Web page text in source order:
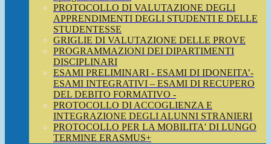
PROTOCOLLO DI VALUTAZIONE DEGLI
APPRENDIMENTI DEGLI STUDENTI E DELLE
STUDENTESSE
GRIGLIE DI VALUTAZIONE DELLE PROVE
PROGRAMMAZIONI DEI DIPARTIMENTI
DISCIPLINARI
ESAMI PRELIMINARI - ESAMI DI IDONEITA’-
ESAMI INTEGRATIVI – ESAMI DI RECUPERO
DEL DEBITO FORMATIVO -
PROTOCOLLO DI ACCOGLIENZA E
INTEGRAZIONE DEGLI ALUNNI STRANIERI
PROTOCOLLO PER LA MOBILITA' DI LUNGO
TERMINE ERASMUS+